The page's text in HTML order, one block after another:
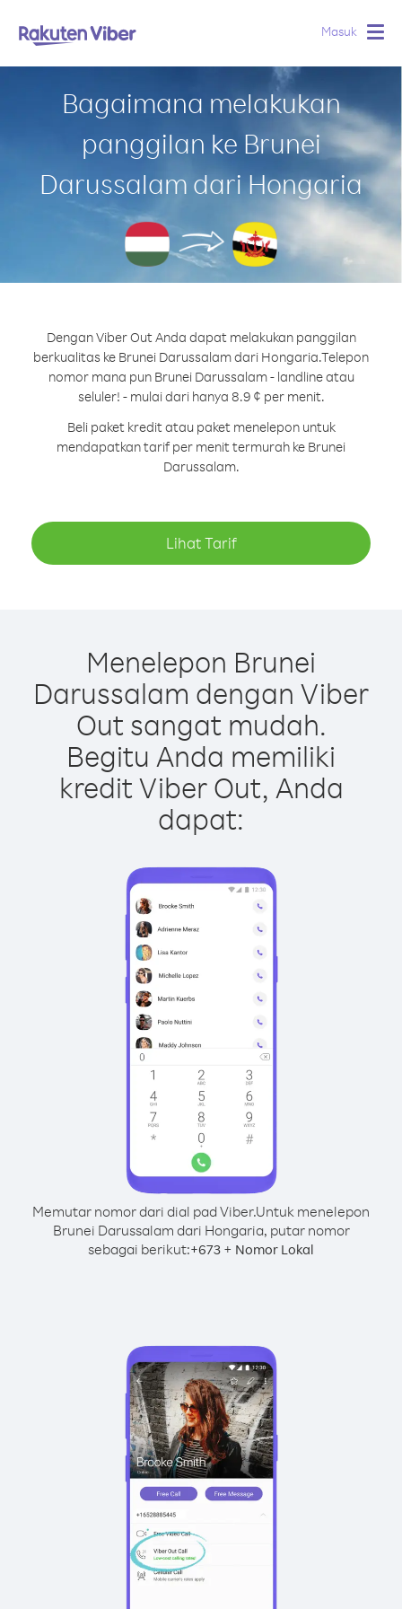
Masuk
Bagaimana melakukan
panggilan ke Brunei
Darussalam dari Hongaria
Dengan Viber Out Anda dapat melakukan panggilan
berkualitas ke Brunei Darussalam dari Hongaria.Telepon
nomor mana pun Brunei Darussalam - landline atau
seluler! - mulai dari hanya 8.9 ¢ per menit.
Beli paket kredit atau paket menelepon untuk
mendapatkan tarif per menit termurah ke Brunei
Darussalam.
Lihat Tarif
Menelepon Brunei
Darussalam dengan Viber
Out sangat mudah.
Begitu Anda memiliki
kredit Viber Out, Anda
dapat:
Memutar nomor dari dial pad Viber.Untuk menelepon
Brunei Darussalam dari Hongaria, putar nomor
sebagai berikut:+673 + Nomor Lokal